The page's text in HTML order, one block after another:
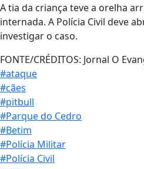
A tia da criança teve a orelha
internada. A Polícia Civil deve
investigar o caso.
FONTE/CRÉDITOS: Jornal O
#ataque
#cães
#pitbull
#Parque do Cedro
#Betim
#Polícia Militar
#Polícia Civil